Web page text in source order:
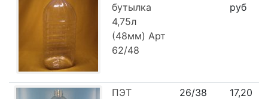
бутылка
4,75л
(48мм) Арт
62/48
руб
ПЭТ
26/38
17,20